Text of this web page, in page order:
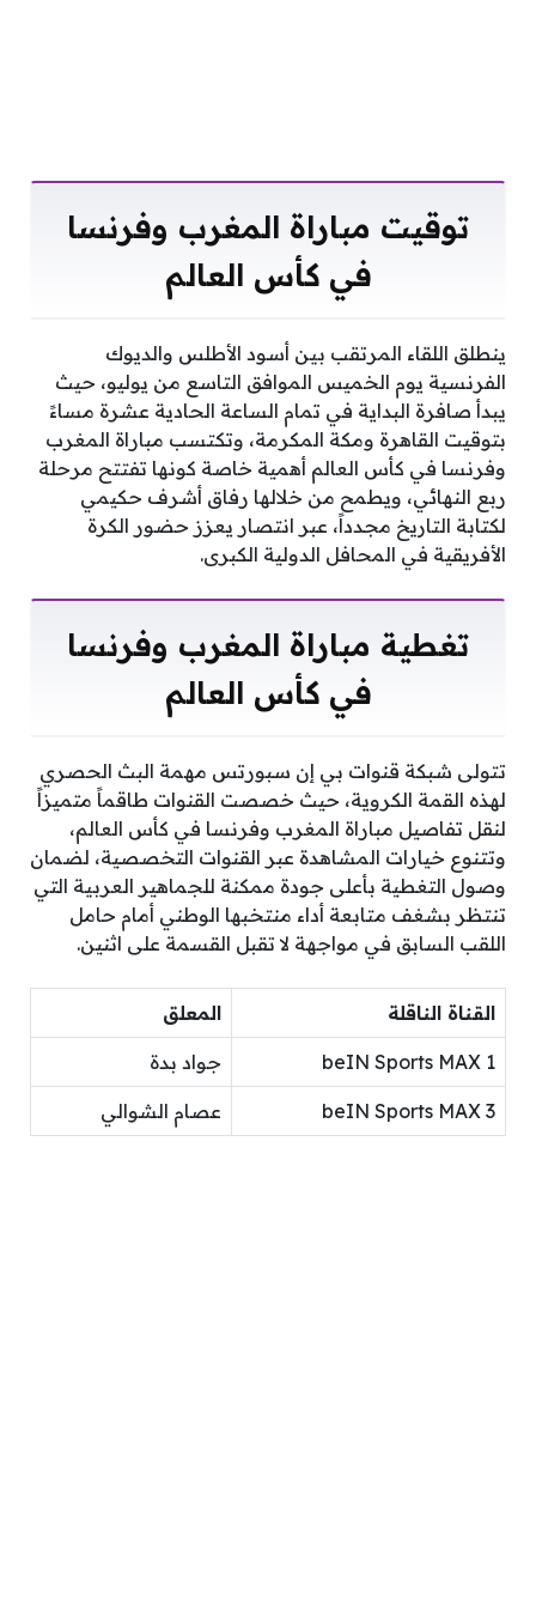
توقيت مباراة المغرب وفرنسا
في كأس العالم
ينطلق اللقاء المرتقب بين أسود الأطلس والديوك
الفرنسية يوم الخميس الموافق التاسع من يوليو، حيث
يبدأ صافرة البداية في تمام الساعة الحادية عشرة مساءً
بتوقيت القاهرة ومكة المكرمة، وتكتسب مباراة المغرب
وفرنسا في كأس العالم أهمية خاصة كونها تفتتح مرحلة
ربع النهائي، ويطمح من خلالها رفاق أشرف حكيمي
لكتابة التاريخ مجدداً، عبر انتصار يعزز حضور الكرة
الأفريقية في المحافل الدولية الكبرى.
تغطية مباراة المغرب وفرنسا
في كأس العالم
تتولى شبكة قنوات بي إن سبورتس مهمة البث الحصري
لهذه القمة الكروية، حيث خصصت القنوات طاقماً متميزاً
لنقل تفاصيل مباراة المغرب وفرنسا في كأس العالم،
وتتنوع خيارات المشاهدة عبر القنوات التخصصية، لضمان
وصول التغطية بأعلى جودة ممكنة للجماهير العربية التي
تنتظر بشغف متابعة أداء منتخبها الوطني أمام حامل
اللقب السابق في مواجهة لا تقبل القسمة على اثنين.
القناة الناقلة المعلق
beIN Sports MAX 1 جواد بدة
beIN Sports MAX 3 عصام الشوالي